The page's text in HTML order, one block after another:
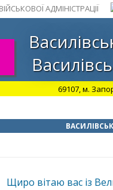
АДМІНІСТРАЦІЇ
69107, м.
Щиро вітаю вас із